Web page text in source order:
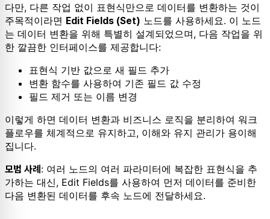
다만, 다른 작업 없이 표현식만으로 데이터를 변환하는 것이
주목적이라면 Edit Fields (Set) 노드를 사용하세요. 이 노드
는 데이터 변환을 위해 특별히 설계되었으며, 다음 작업을 위
한 깔끔한 인터페이스를 제공합니다:
표현식 기반 값으로 새 필드 추가
변환 함수를 사용하여 기존 필드 값 수정
필드 제거 또는 이름 변경
이렇게 하면 데이터 변환과 비즈니스 로직을 분리하여 워크
플로우를 체계적으로 유지하고, 이해와 유지 관리가 용이해
집니다.
모범 사례 : 여러 노드의 여러 파라미터에 복잡한 표현식을 추
가하는 대신, Edit Fields를 사용하여 먼저 데이터를 준비한
다음 변환된 데이터를 후속 노드에 전달하세요.